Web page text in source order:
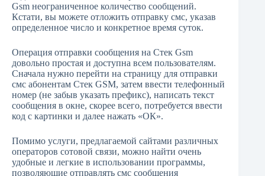
Gsm неограниченное количество сообщений.
Кстати, вы можете отложить отправку смс, указав
определенное число и конкретное время суток.
Операция отправки сообщения на Стек Gsm
довольно простая и доступна всем пользователям.
Сначала нужно перейти на страницу для отправки
смс абонентам Стек GSM, затем ввести телефонный
номер (не забыв указать префикс), написать текст
сообщения в окне, скорее всего, потребуется ввести
код с картинки и далее нажать «ОК».
Помимо услуги, предлагаемой сайтами различных
операторов сотовой связи, можно найти очень
удобные и легкие в использовании программы,
позволяющие отправлять смс сообщения